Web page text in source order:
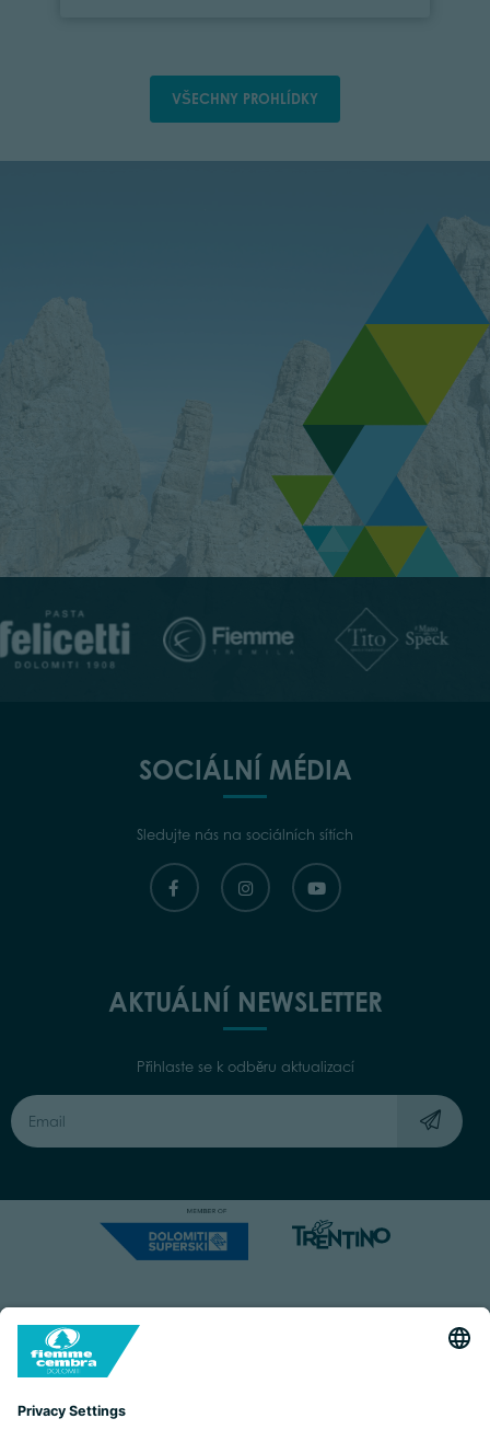
VŠECHNY PROHLÍDKY
SOCIÁLNÍ MÉDIA
Sledujte nás na sociálních sítích
AKTUÁLNÍ NEWSLETTER
Přihlaste se k odběru aktualizací
Capitale Sociale: Euro 220.000,00 | VAT: 01901280220
COOKIES IMPRINT